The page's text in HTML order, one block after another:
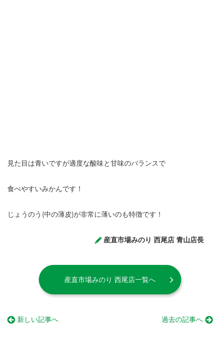
見た目は青いですが適度な酸味と甘味のバランスで
食べやすいみかんです！
じょうのう(中の薄皮)が非常に薄いのも特徴です！
産直市場みのり 西尾店 青山店長
産直市場みのり 西尾店一覧へ
新しい記事へ 過去の記事へ